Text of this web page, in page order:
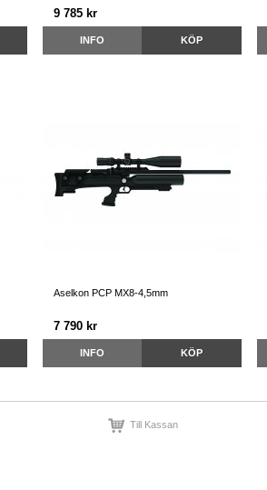
9 785 kr
INFO KÖP
Aselkon PCP MX8-4,5mm
7 790 kr
INFO KÖP
Till Kassan